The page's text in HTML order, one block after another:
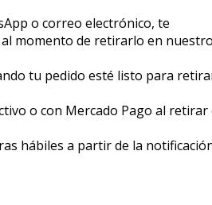
o correo electrónico, te
momento de retirarlo en
tu pedido esté listo para
o con Mercado Pago al retirar
hábiles a partir de la